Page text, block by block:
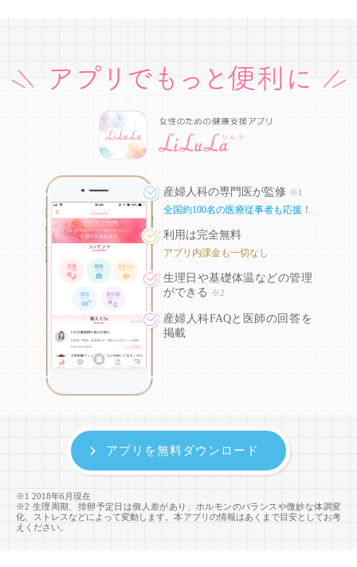
産婦人科の専門医が監修 ※1
全国約100名の医療従事者も応援！
利用は完全無料
アプリ内課金も一切なし
生理日や基礎体温などの管理
ができる
※2
産婦人科FAQと医師の回答を
掲載
※1 2018年6月現在
※2 生理周期、排卵予定日は個人差があり、ホルモンのバランスや微妙な体調変
化、ストレスなどによって変動します。本アプリの情報はあくまで目安としてお考
えください。
アプリを無料ダウンロード